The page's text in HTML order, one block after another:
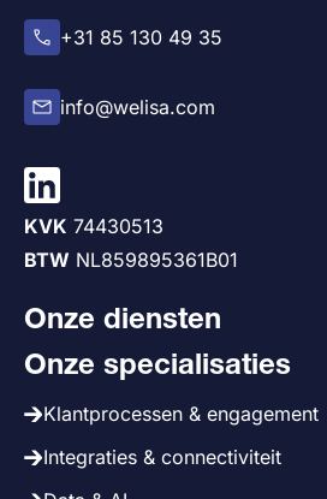
+31 85 130 49 35
info@welisa.com
KVK 74430513
BTW NL859895361B01
Onze diensten
Onze specialisaties
Klantprocessen & engagement
Integraties & connectiviteit